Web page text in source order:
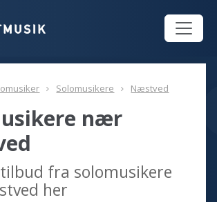
Solomusikere Næstved
nær
fra solomusikere
her